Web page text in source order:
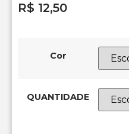
R$ 12,50
Cor
QUANTIDADE